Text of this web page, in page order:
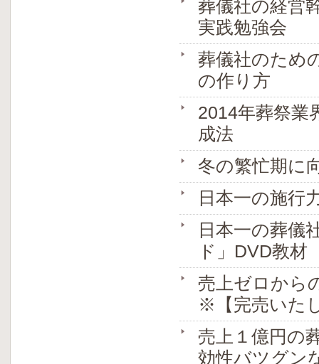
葬儀社の経営
実践勉強会
葬儀社のため
の作り方
2014年葬祭業
成法
冬の繁忙期に
日本一の施行
日本一の葬儀
ド」DVD教材
売上ゼロから
※【完売いた
売上１億円の
効性バツグン